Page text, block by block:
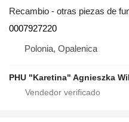
Recambio - otras piezas de
0007927220
Polonia, Opalenica
PHU "Karetina" Agnieszka